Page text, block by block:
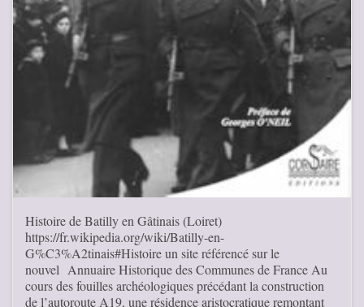
Histoire de Batilly en Gâtinais (Loiret)
https://fr.wikipedia.org/wiki/Batilly-en-
G%C3%A2tinais#Histoire un site référencé sur le
nouvel Annuaire Historique des Communes de France Au
cours des fouilles archéologiques précédant la construction
de l’autoroute A19, une résidence aristocratique remontant